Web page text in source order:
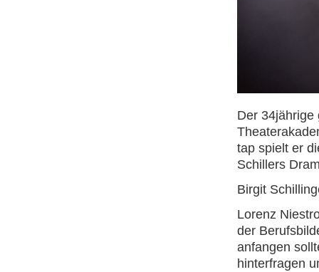
Der 34jährige
tap spielt er
Schillers
Birgit
Lorenz
der
anfangen
hinterfragen